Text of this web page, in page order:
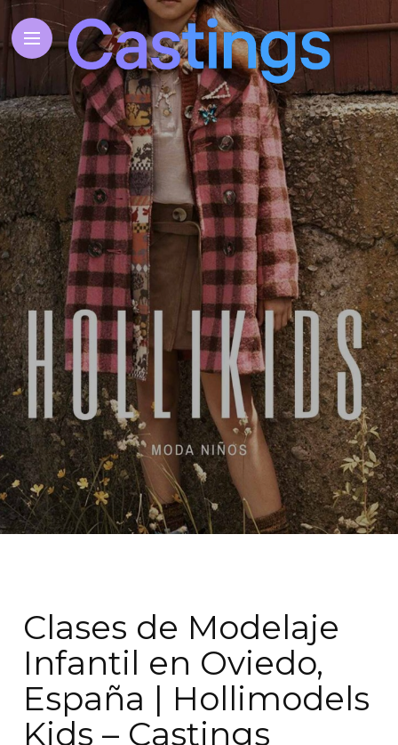
Clases de Modelaje
Infantil en Oviedo,
España | Hollimodels
Kids – Castings